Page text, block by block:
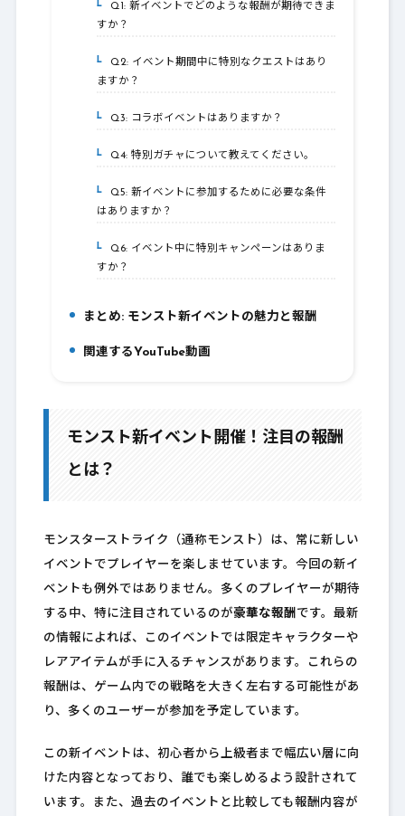
4-1.Q1: 新イベントでどのような報酬が期待できま
すか？
4-2.Q2: イベント期間中に特別なクエストはあり
ますか？
4-3.Q3: コラボイベントはありますか？
4-4.Q4: 特別ガチャについて教えてください。
4-5.Q5: 新イベントに参加するために必要な条件
はありますか？
4-6.Q6: イベント中に特別キャンペーンはありま
すか？
まとめ: モンスト新イベントの魅力と報酬
6.関連するYouTube動画
モンスト新イベント開催！注目の報酬
とは？
モンスターストライク（通称モンスト）は、常に新しい
イベントでプレイヤーを楽しませています。今回の新イ
ベントも例外ではありません。多くのプレイヤーが期待
する中、特に注目されているのが豪華な報酬 です。最新
の情報によれば、このイベントでは限定キャラクターや
レアアイテムが手に入るチャンスがあります。これらの
報酬は、ゲーム内での戦略を大きく左右する可能性があ
り、多くのユーザーが参加を予定しています。
この新イベントは、初心者から上級者まで幅広い層に向
けた内容となっており、誰でも楽しめるよう設計されて
います。また、過去のイベントと比較しても報酬内容が